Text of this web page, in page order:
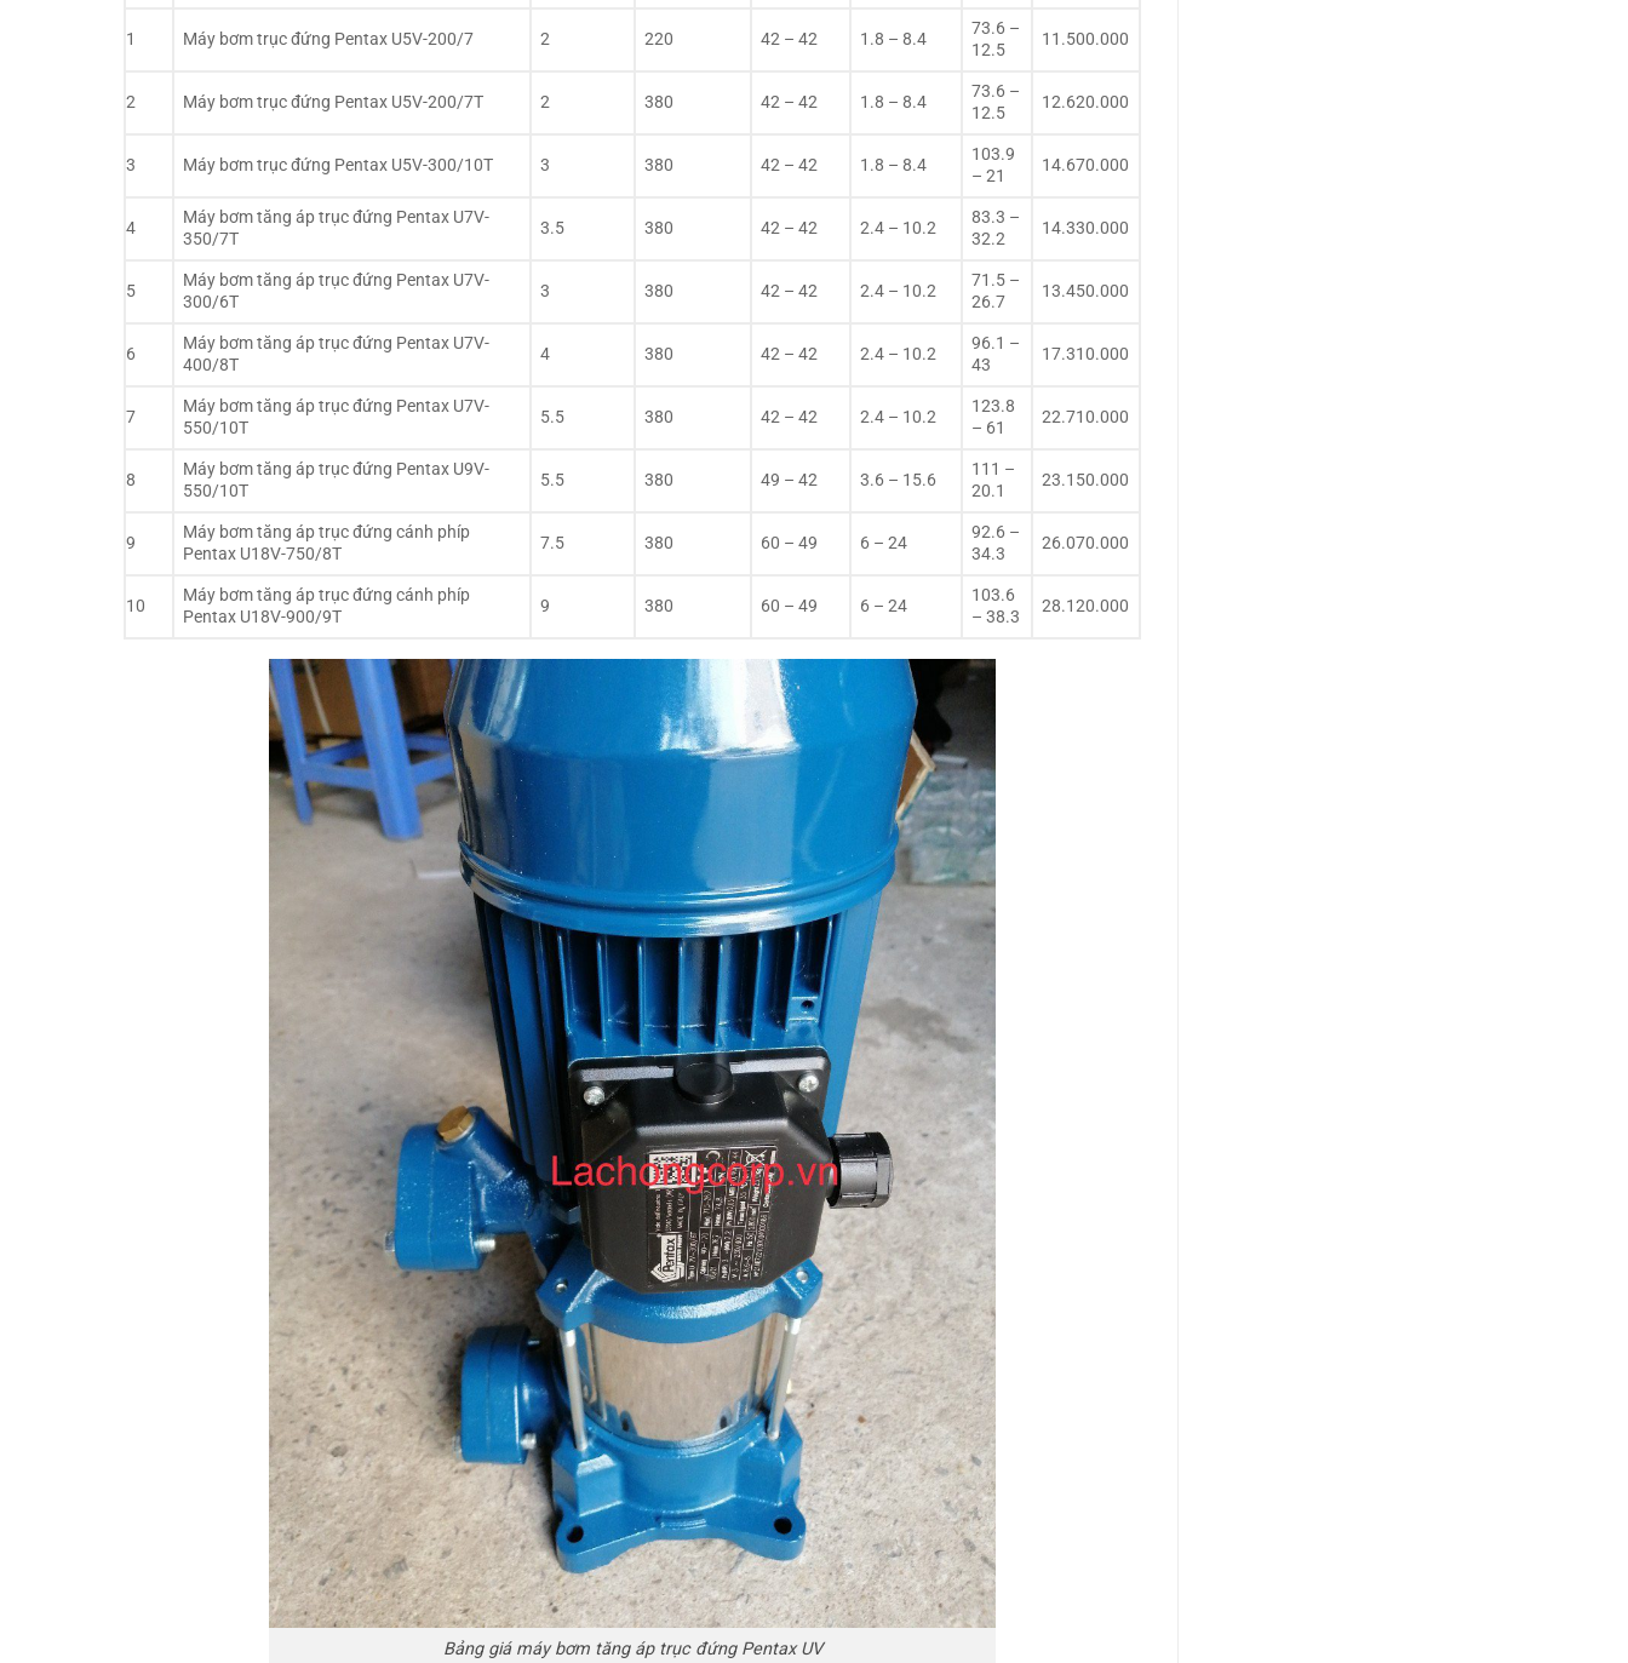
1 Máy bơm trục đứng Pentax U5V-200/7 2 220 42 – 42 1.8 – 8.4
73.6 –
12.5
11.500.000
2 Máy bơm trục đứng Pentax U5V-200/7T 2 380 42 – 42 1.8 – 8.4
73.6 –
12.5
12.620.000
3 Máy bơm trục đứng Pentax U5V-300/10T 3 380 42 – 42 1.8 – 8.4
103.9
– 21
14.670.000
4
Máy bơm tăng áp trục đứng Pentax U7V-
350/7T
3.5 380 42 – 42 2.4 – 10.2
83.3 –
32.2
14.330.000
5
Máy bơm tăng áp trục đứng Pentax U7V-
300/6T
3 380 42 – 42 2.4 – 10.2
71.5 –
26.7
13.450.000
6
Máy bơm tăng áp trục đứng Pentax U7V-
400/8T
4 380 42 – 42 2.4 – 10.2
96.1 –
43
17.310.000
7
Máy bơm tăng áp trục đứng Pentax U7V-
550/10T
5.5 380 42 – 42 2.4 – 10.2
123.8
– 61
22.710.000
8
Máy bơm tăng áp trục đứng Pentax U9V-
550/10T
5.5 380 49 – 42 3.6 – 15.6
111 –
20.1
23.150.000
9
Máy bơm tăng áp trục đứng cánh phíp
Pentax U18V-750/8T
7.5 380 60 – 49 6 – 24
92.6 –
34.3
26.070.000
10
Máy bơm tăng áp trục đứng cánh phíp
Pentax U18V-900/9T
9 380 60 – 49 6 – 24
103.6
– 38.3
28.120.000
Bảng giá máy bơm tăng áp trục đứng Pentax UV